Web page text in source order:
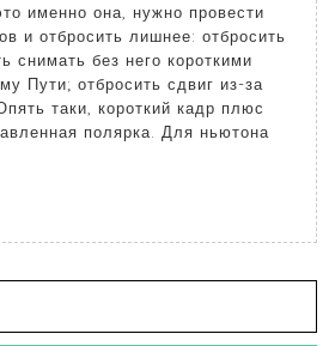
именно она, нужно провести
и отбросить лишнее: отбросить
снимать без него короткими
Пути; отбросить сдвиг из-за
таки, короткий кадр плюс
полярка. Для ньютона